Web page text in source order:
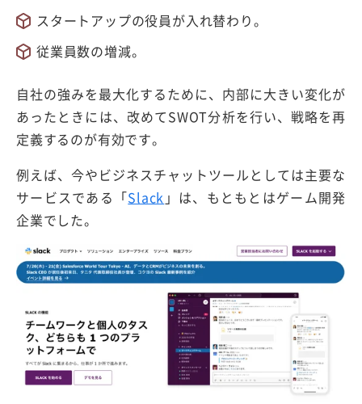
スタートアップの役員が入れ替わり。
従業員数の増減。
自社の強みを最大化するために、内部に大きい変化が
あったときには、改めてSWOT分析を行い、戦略を再
定義するのが有効です。
例えば、今やビジネスチャットツールとしては主要な
サービスである「Slack 」は、もともとはゲーム開発
企業でした。